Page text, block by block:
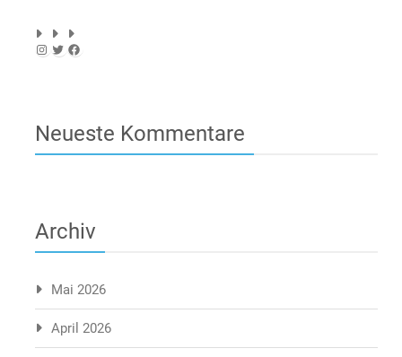
Instagram
TwitterFacebook
Neueste Kommentare
Archiv
Mai 2026
April 2026